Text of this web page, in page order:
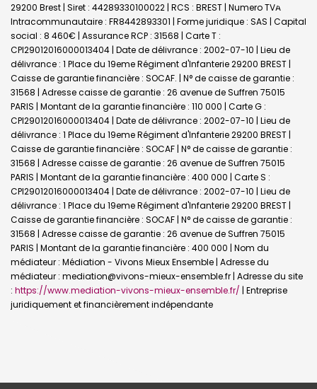
29200 Brest | Siret : 44289330100022 | RCS : BREST | Numero TVA
Intracommunautaire : FR8442893301 | Forme juridique : SAS | Capital
social : 8 460€ | Assurance RCP : 31568 | Carte T :
CPI29012016000013404 | Date de délivrance : 2002-07-10 | Lieu de
délivrance : 1 Place du 19eme Régiment d'Infanterie 29200 BREST |
Caisse de garantie financière : SOCAF. | N° de caisse de garantie :
31568 | Adresse caisse de garantie : 26 avenue de Suffren 75015
PARIS | Montant de la garantie financière : 110 000 | Carte G :
CPI29012016000013404 | Date de délivrance : 2002-07-10 | Lieu de
délivrance : 1 Place du 19eme Régiment d'Infanterie 29200 BREST |
Caisse de garantie financière : SOCAF | N° de caisse de garantie :
31568 | Adresse caisse de garantie : 26 avenue de Suffren 75015
PARIS | Montant de la garantie financière : 400 000 | Carte S :
CPI29012016000013404 | Date de délivrance : 2002-07-10 | Lieu de
délivrance : 1 Place du 19eme Régiment d'Infanterie 29200 BREST |
Caisse de garantie financière : SOCAF | N° de caisse de garantie :
31568 | Adresse caisse de garantie : 26 avenue de Suffren 75015
PARIS | Montant de la garantie financière : 400 000 | Nom du
médiateur : Médiation - Vivons Mieux Ensemble | Adresse du
médiateur : mediation@vivons-mieux-ensemble.fr | Adresse du site
: https://www.mediation-vivons-mieux-ensemble.fr/ | Entreprise
juridiquement et financièrement indépendante